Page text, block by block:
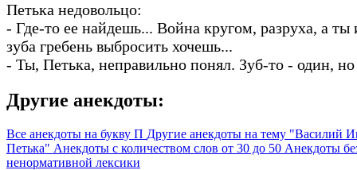
Петька недовольцо:
- Где-то ее найдешь... Война кругом, разруха, а ты
зуба гребень выбросить хочешь...
- Ты, Петька, неправильно понял. Зуб-то - один,
Другие анекдоты:
Все анекдоты на букву П Другие анекдоты на тему "Василий
Петька" Анекдоты с количеством слов от 30 до 50 Анекдоты
ненормативной лексики